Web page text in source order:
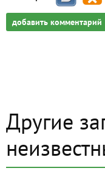
добавить комментарий
Другие